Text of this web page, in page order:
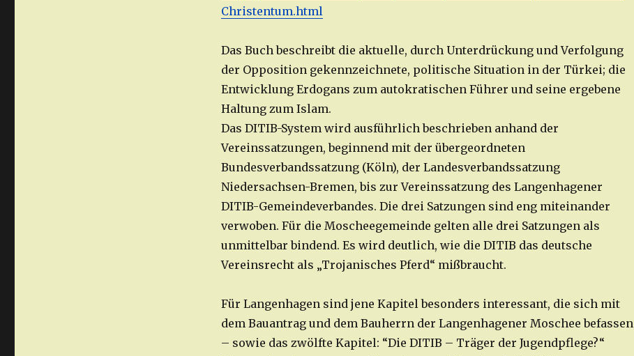
Christentum.html
Das Buch beschreibt die aktuelle, durch Unterdrückung und Verfolgung
der Opposition gekennzeichnete, politische Situation in der Türkei; die
Entwicklung Erdogans zum autokratischen Führer und seine ergebene
Haltung zum Islam.
Das DITIB-System wird ausführlich beschrieben anhand der
Vereinssatzungen, beginnend mit der übergeordneten
Bundesverbandssatzung (Köln), der Landesverbandssatzung
Niedersachsen-Bremen, bis zur Vereinssatzung des Langenhagener
DITIB-Gemeindeverbandes. Die drei Satzungen sind eng miteinander
verwoben. Für die Moscheegemeinde gelten alle drei Satzungen als
unmittelbar bindend. Es wird deutlich, wie die DITIB das deutsche
Vereinsrecht als „Trojanisches Pferd“ mißbraucht.
Für Langenhagen sind jene Kapitel besonders interessant, die sich mit
dem Bauantrag und dem Bauherrn der Langenhagener Moschee befassen
– sowie das zwölfte Kapitel: “Die DITIB – Träger der Jugendpflege?“